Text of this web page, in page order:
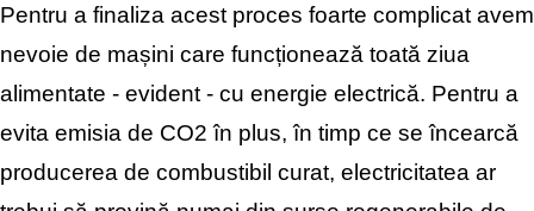
Pentru a finaliza acest proces foarte complicat avem
nevoie de mașini care funcționează toată ziua
alimentate - evident - cu energie electrică. Pentru a
evita emisia de CO2 în plus, în timp ce se încearcă
producerea de combustibil curat, electricitatea ar